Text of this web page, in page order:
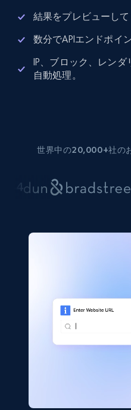
結果をプレビューして
数分でAPIエンドポイ
IP、ブロック、レンダ
自動処理。
世界中の20,000+社の